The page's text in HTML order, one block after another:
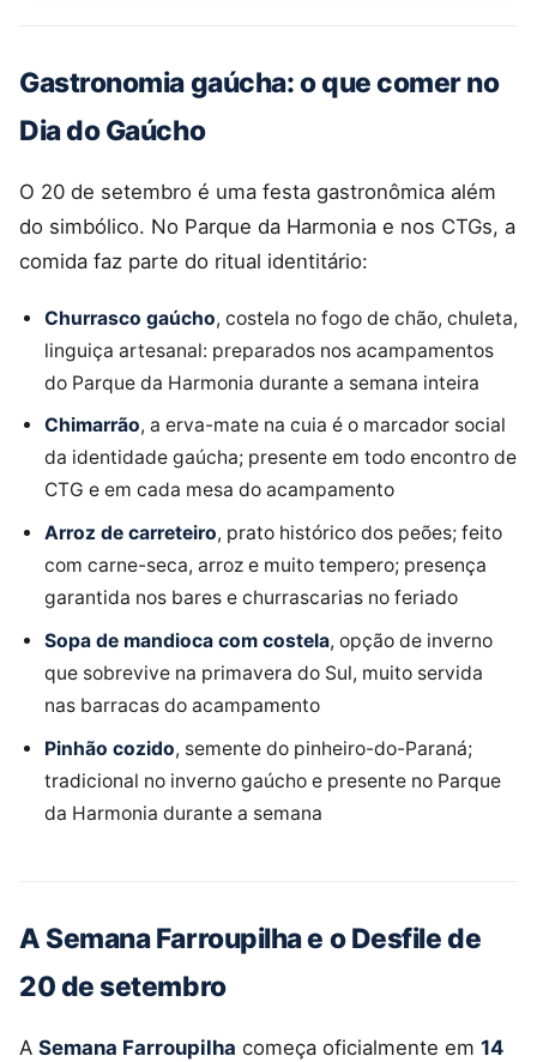
Gastronomia gaúcha: o que comer no
Dia do Gaúcho
O 20 de setembro é uma festa gastronômica além
do simbólico. No Parque da Harmonia e nos CTGs, a
comida faz parte do ritual identitário:
Churrasco gaúcho, costela no fogo de chão, chuleta,
linguiça artesanal: preparados nos acampamentos
do Parque da Harmonia durante a semana inteira
Chimarrão, a erva-mate na cuia é o marcador social
da identidade gaúcha; presente em todo encontro de
CTG e em cada mesa do acampamento
Arroz de carreteiro, prato histórico dos peões; feito
com carne-seca, arroz e muito tempero; presença
garantida nos bares e churrascarias no feriado
Sopa de mandioca com costela, opção de inverno
que sobrevive na primavera do Sul, muito servida
nas barracas do acampamento
Pinhão cozido, semente do pinheiro-do-Paraná;
tradicional no inverno gaúcho e presente no Parque
da Harmonia durante a semana
A Semana Farroupilha e o Desfile de
20 de setembro
A Semana Farroupilha começa oficialmente em 14